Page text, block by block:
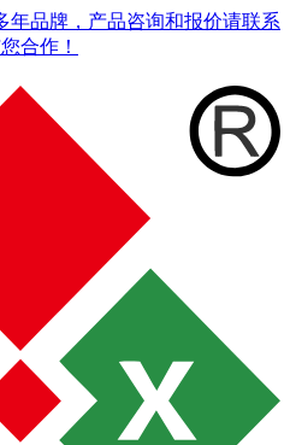
年品牌，产品咨询和报价请联系
合作！